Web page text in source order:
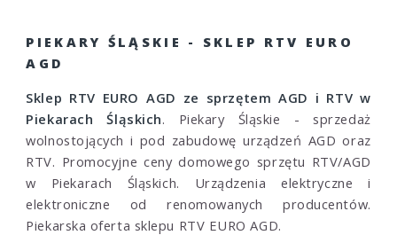
PIEKARY ŚLĄSKIE - SKLEP RTV EURO
AGD
Sklep RTV EURO AGD ze sprzętem AGD i RTV w
Piekarach Śląskich. Piekary Śląskie - sprzedaż
wolnostojących i pod zabudowę urządzeń AGD oraz
RTV. Promocyjne ceny domowego sprzętu RTV/AGD
w Piekarach Śląskich. Urządzenia elektryczne i
elektroniczne od renomowanych producentów.
Piekarska oferta sklepu RTV EURO AGD.